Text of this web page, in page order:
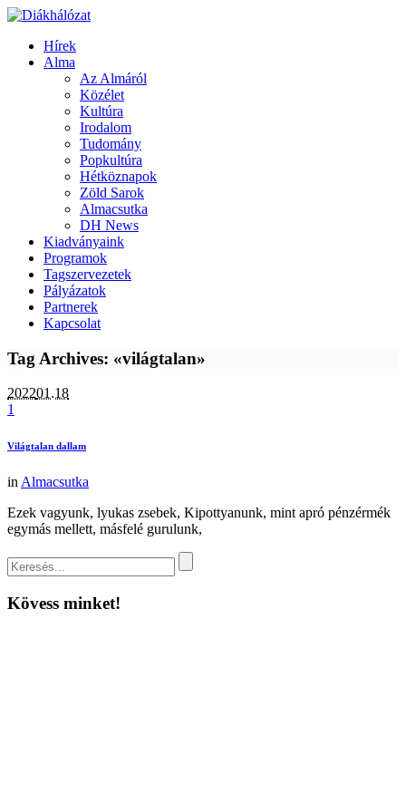
Hírek
Alma
Az Almáról
Közélet
Kultúra
Irodalom
Tudomány
Popkultúra
Hétköznapok
Zöld Sarok
Almacsutka
DH News
Kiadványaink
Programok
Tagszervezetek
Pályázatok
Partnerek
Kapcsolat
Tag Archives: «világtalan»
202201.18
1
Világtalan dallam
in Almacsutka
Ezek vagyunk, lyukas zsebek, Kipottyanunk, mint apró pénzérmék
egymás mellett, másfelé gurulunk,
Kövess minket!